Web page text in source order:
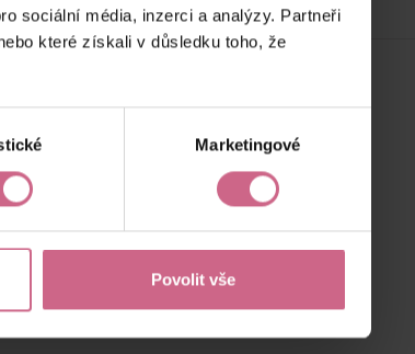
sociální média, inzerci a analýzy. Partneři
které získali v důsledku toho, že
Marketingové
Povolit vše